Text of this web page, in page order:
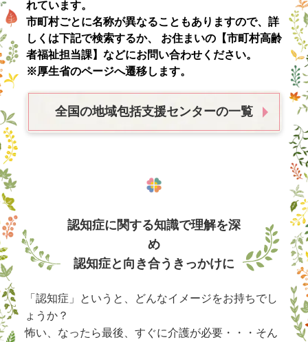
れています。
市町村ごとに名称が異なることもありますので、詳
しくは下記で検索するか、
お住まいの【市町村高齢
者福祉担当課】などにお問い合わせください。
※厚生省のページへ遷移します。
全国の地域包括支援センターの一覧
認知症に関する知識で理解を深
め
認知症と向き合うきっかけに
「認知症」というと、どんなイメージをお持ちでし
ょうか？
怖い、なったら最後、すぐに介護が必要・・・そん